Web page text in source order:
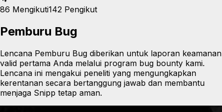
86 Mengikuti142 Pengikut
Pemburu Bug
Lencana Pemburu Bug diberikan untuk laporan keamanan
valid pertama Anda melalui program bug bounty kami.
Lencana ini mengakui peneliti yang mengungkapkan
kerentanan secara bertanggung jawab dan membantu
menjaga Snipp tetap aman.